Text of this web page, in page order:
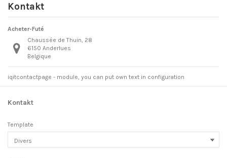
Kontakt
Acheter-Futé
Chaussée de Thuin, 28
6150 Anderlues
Belgique
iqitcontactpage - module, you can put own text in configuration
Kontakt
Template